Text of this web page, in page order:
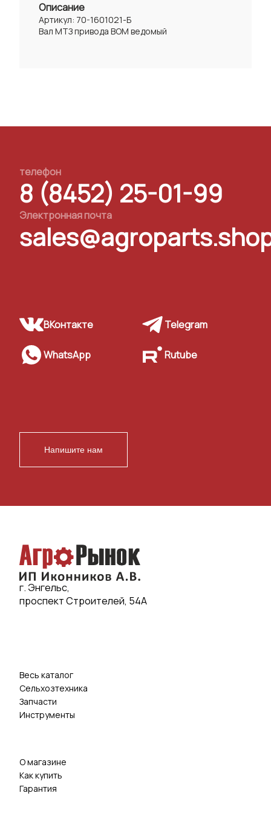
Описание
Артикул: 70-1601021-Б
Вал МТЗ привода ВОМ ведомый
телефон
8 (8452) 25-01-99
Электронная почта
ВКонтакте Telegram
WhatsApp Rutube
Напишите нам
г. Энгельс,
проспект Строителей, 54А
Весь каталог
Сельхозтехника
Запчасти
Инструменты
О магазине
Как купить
Гарантия